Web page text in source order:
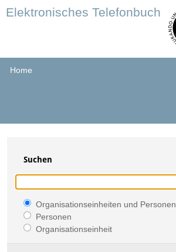
Elektronisches Telefonbuch
Home
Suchen
Organisationseinheiten und Personen
Personen
Organisationseinheit